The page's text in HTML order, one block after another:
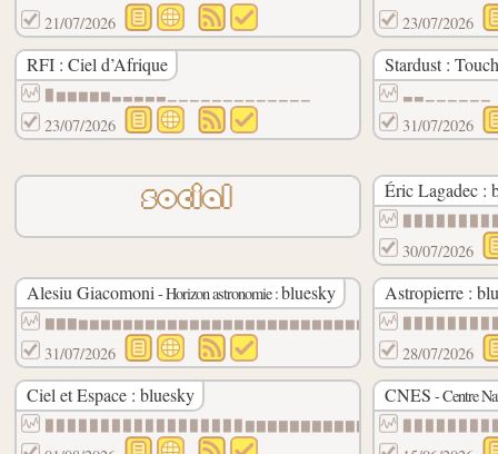
21/07/2026 23/07/2026
RFI : Ciel d’Afrique
▉▆▆▆▆▆▃▃▃▃▃▁▁▁▁▁▁▁▁▁▁▁▁▁
23/07/2026
Stardust :
▃▃▁▁▁▁▁▁
31/07/2026
social Éric Lagadec :
30/07/2026
Alesiu Giacomoni - Horizon astronomie :bluesky
▇▇▇▆▆▆▆▆▆▆▆▆▆▆▆▆▆▆▆▆▆▆▆▆▆▆▆▆▆
31/07/2026
Astropierre :
28/07/2026
Ciel et Espace : bluesky
▉▉▉▉▉▉▉▉▉▉▉▉▉▉▉▉▉▉▇▇▇▇▇▇▇▇▇▇▇▇
CNES - Centre